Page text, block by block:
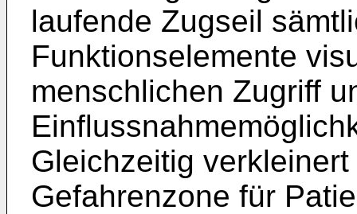
laufende Zugseil
Funktionselemente
menschlichen Zugriff
Gleichzeitig
Gefahrenzone für